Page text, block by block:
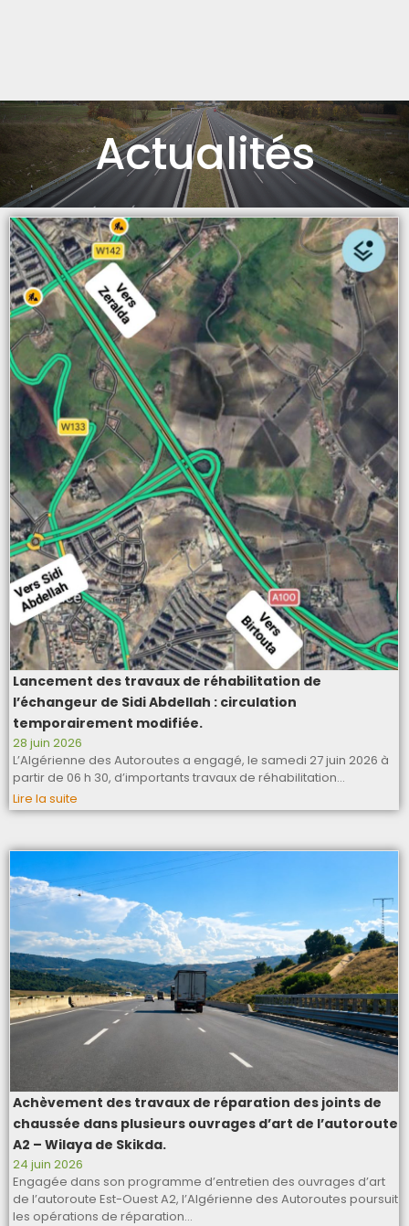
Actualités
Lancement des travaux de réhabilitation de
l’échangeur de Sidi Abdellah : circulation
temporairement modifiée.
28 juin 2026
L’Algérienne des Autoroutes a engagé, le samedi 27 juin 2026 à
partir de 06 h 30, d’importants travaux de réhabilitation…
Lire la suite
Achèvement des travaux de réparation des joints de
chaussée dans plusieurs ouvrages d’art de l’autoroute
A2 – Wilaya de Skikda.
24 juin 2026
Engagée dans son programme d’entretien des ouvrages d’art
de l’autoroute Est-Ouest A2, l’Algérienne des Autoroutes poursuit
les opérations de réparation…